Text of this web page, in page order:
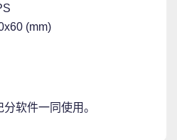
(mm)
软件一同使用。